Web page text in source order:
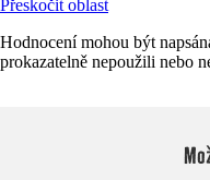
Přeskočit oblast
Hodnocení mohou být
prokazatelně nepoužili nebo